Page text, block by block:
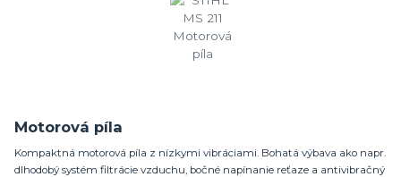
Motorová píla
Kompaktná motorová píla z nízkymi vibráciami. Bohatá výbava ako napr.
dlhodobý systém filtrácie vzduchu, bočné napínanie reťaze a antivibračný